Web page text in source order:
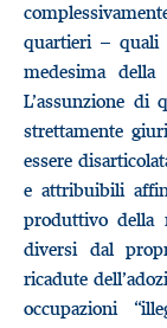
quartieri –
medesima
L’assunzione
strettamente
essere
e attribuibili
produttivo della
diversi dal
ricadute
occupazioni